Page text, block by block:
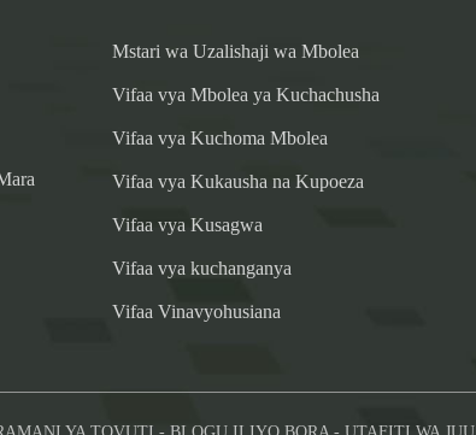
Mstari wa Uzalishaji wa Mbolea
Vifaa vya Mbolea ya Kuchachusha
Vifaa vya Kuchoma Mbolea
Vifaa vya Kukausha na Kupoeza
Vifaa vya Kusagwa
Vifaa vya kuchanganya
Vifaa Vinavyohusiana